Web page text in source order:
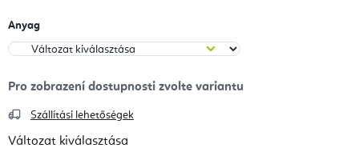
Anyag
Szállítási lehetőségek
Változat kiválasztása